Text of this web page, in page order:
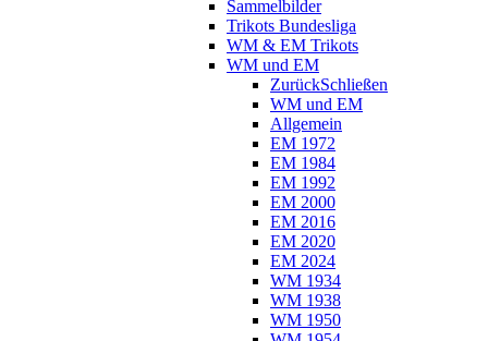
Sammelbilder
Trikots Bundesliga
WM & EM Trikots
WM und EM
ZurückSchließen
WM und EM
Allgemein
EM 1972
EM 1984
EM 1992
EM 2000
EM 2016
EM 2020
EM 2024
WM 1934
WM 1938
WM 1950